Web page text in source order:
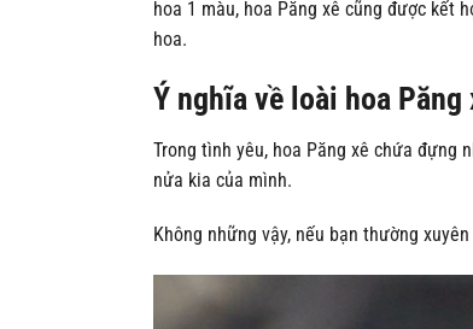
hoa 1 màu, hoa Păng xê cũng được kết
hoa.
Ý nghĩa về loài hoa Păng
Trong tình yêu, hoa Păng xê chứa đựng
nửa kia của mình.
Không những vậy, nếu bạn thường